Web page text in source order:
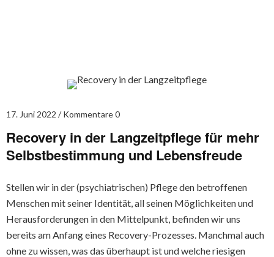
17. Juni 2022 Kommentare 0
Recovery in der Langzeitpflege für mehr
Selbstbestimmung und Lebensfreude
Stellen wir in der (psychiatrischen) Pflege den betroffenen
Menschen mit seiner Identität, all seinen Möglichkeiten und
Herausforderungen in den Mittelpunkt, befinden wir uns
bereits am Anfang eines Recovery-Prozesses. Manchmal auch
ohne zu wissen, was das überhaupt ist und welche riesigen